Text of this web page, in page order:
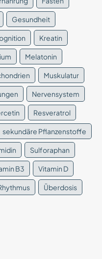
Gesundheit
Kreatin
Melatonin
Muskulatur
Nervensystem
Resveratrol
sekundäre Pflanzenstoffe
Sulforaphan
B3 Vitamin D
Überdosis